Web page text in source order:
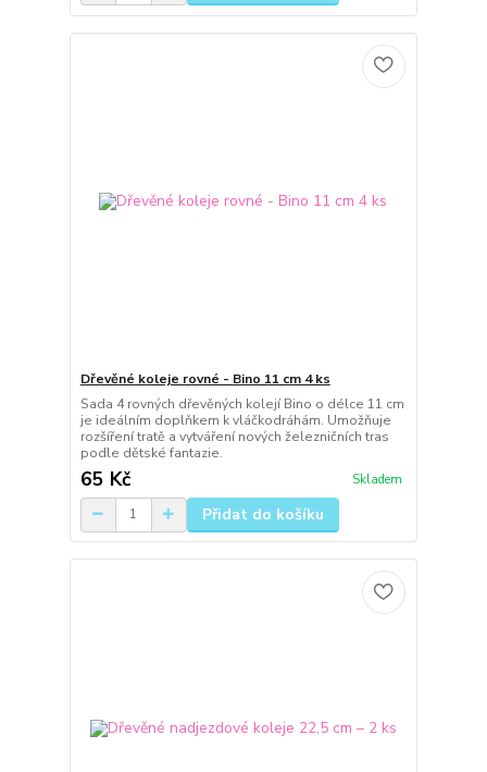
Dřevěné koleje rovné - Bino 11 cm 4 ks
Sada 4 rovných dřevěných kolejí Bino o délce 11 cm
je ideálním doplňkem k vláčkodráhám. Umožňuje
rozšíření tratě a vytváření nových železničních tras
podle dětské fantazie.
65 Kč Skladem
Přidat do košíku